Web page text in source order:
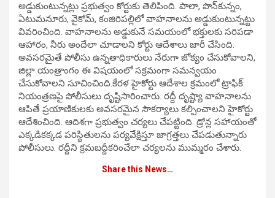
అడ్డుకుంటున్నట్లు ప్రభుత్వం కోర్టుకు తెలిపింది. పాలా, పొన్‌కున్నం,
ఏటుమనూరు, వైకోమ్, కంజిరిపల్లిలో వాహనాలను అడ్డుకుంటున్నట్టు
వివరించింది. వాహనాలను అడ్డుకునే సమయంలో భక్తులకు సరిపడా
ఆహారం, నీరు అందేలా చూడాలని కోర్టు ఆదేశాలు జారీ చేసింది.
అవసరమైతే పోలీసు ఉన్నతాధికారులు నేరుగా జోక్యం చేసుకోవాలని,
జిల్లా యంత్రాంగం ఈ విషయంలో సక్రమంగా సమన్వయం
చేసుకోవాలని సూచించింది.కేరళ హైకోర్టు ఆదేశాల క్రమంలో ట్రాఫిక్‌
నియంత్రణపై పోలీసులు దృష్టిసారించారు. రద్దీ దృష్ట్యా వాహనాలను
ఆపితే ప్రయాణికులకు అవసరమైన సౌకర్యాలు కల్పించాలని హైకోర్టు
ఆదేశించింది. ఆదిశగా ప్రభుత్వం చర్యలు చేపట్టింది. డ్రోన్ల సహాయంతో
ఎక్కడికక్కడ పరిస్థితులను పర్యవేక్షిస్తూ జాగ్రత్తలు చేపడుతున్నారు
పోలీసులు. రద్దీని క్రమబద్దీకరించేలా చర్యలను ముమ్మరం చేశారు.
Share this News…